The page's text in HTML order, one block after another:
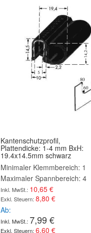
Kantenschutzprofil,
Plattendicke: 1-4 mm BxH:
19.4x14.5mm schwarz
Minimaler Klemmbereich: 1
Maximaler Spannbereich: 4
10,65 €
8,80 €
Ab
7,99 €
6,60 €